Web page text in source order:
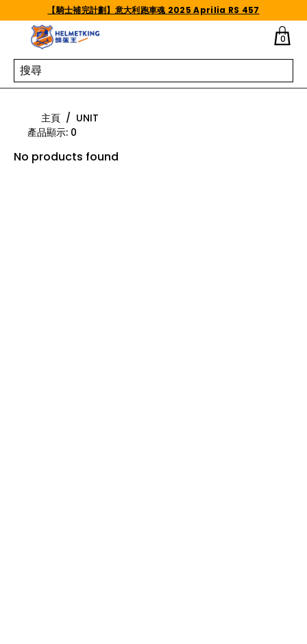
Skip to content【騎士補完計劃】意大利跑車魂 2025 Aprilia RS 457
0
主頁 / UNIT
產品顯示: 0
No products found